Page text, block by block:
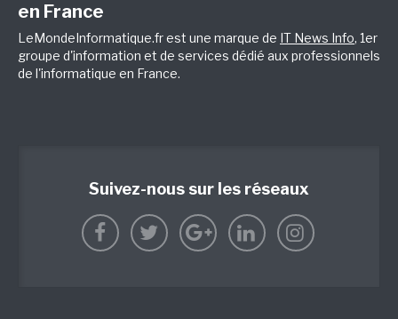
en France
LeMondeInformatique.fr est une marque de IT News Info, 1er
groupe d'information et de services dédié aux professionnels
de l'informatique en France.
Suivez-nous sur les réseaux